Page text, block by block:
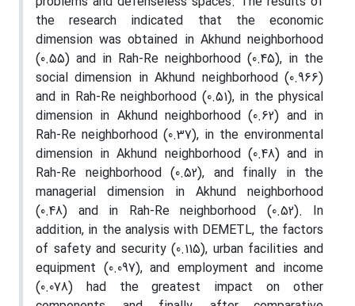
the research indicated that the economic
dimension was obtained in Akhund neighborhood
(0.55) and in Rah-Re neighborhood (0.45), in the
social dimension in Akhund neighborhood (0.966)
and in Rah-Re neighborhood (0.51), in the physical
dimension in Akhund neighborhood (0.62) and in
Rah-Re neighborhood (0.37), in the environmental
dimension in Akhund neighborhood (0.48) and in
Rah-Re neighborhood (0.52), and finally in the
managerial dimension in Akhund neighborhood
(0.48) and in Rah-Re neighborhood (0.52). In
addition, in the analysis with DEMETL, the factors
of safety and security (0.115), urban facilities and
equipment (0.097), and employment and income
(0.078) had the greatest impact on other